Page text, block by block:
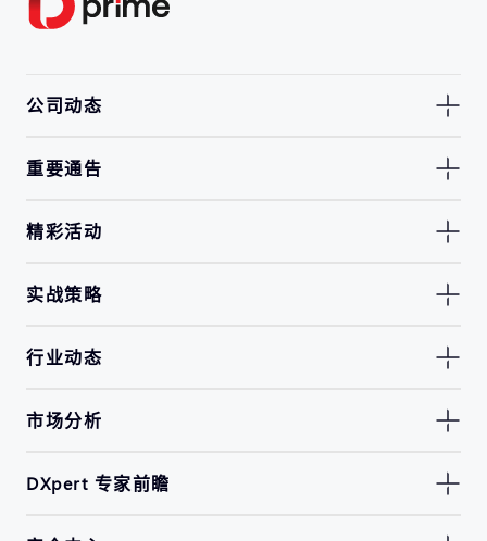
公司动态
重要通告
精彩活动
实战策略
行业动态
市场分析
DXpert 专家前瞻